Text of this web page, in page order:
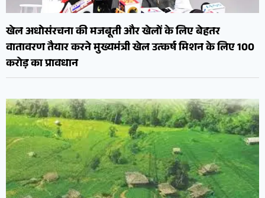
खेल अधोसंरचना की मजबूती और खेलों के लिए बेहतर
वातावरण तैयार करने मुख्यमंत्री खेल उत्कर्ष मिशन के लिए 100
करोड़ का प्रावधान